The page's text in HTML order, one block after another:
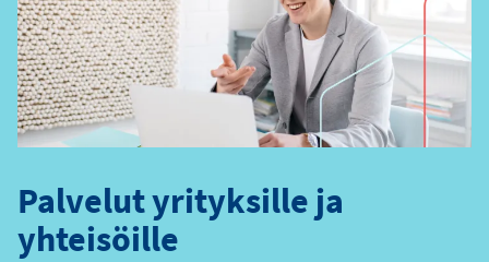
Palvelut yrityksille ja
yhteisöille